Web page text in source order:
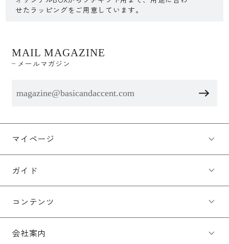
せたラッピングをご用意しています。
MAIL MAGAZINE
メールマガジン
マイページ
ガイド
コンテンツ
会社案内